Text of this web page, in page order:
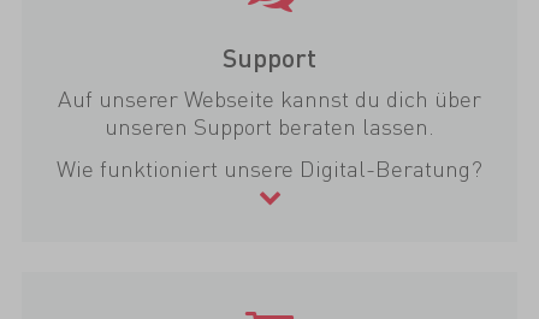
Support
Auf unserer Webseite kannst du dich über
unseren Support beraten lassen.
Wie funktioniert unsere Digital-Beratung?